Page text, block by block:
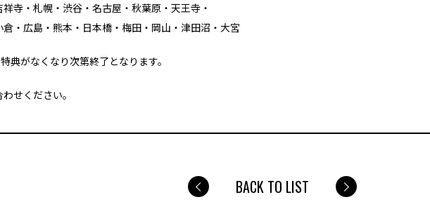
寺・札幌・渋谷・名古屋・秋葉原・天王寺・
・広島・熊本・日本橋・梅田・岡山・津田沼・大宮
典がなくなり次第終了となります。
せください。
BACK TO LIST